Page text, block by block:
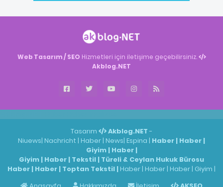
Web Tasarım / SEO Hizmetleri için iletişime geçebilirsiniz.
Akblog.NET
Tasarım Akblog.NET -
Niuews| Nachricht | Haber | News| Espina | Haber | Haber |
Giyim| Haber|
Giyim | Haber | Tekstil | Türeli & Ceylan Hukuk Bürosu
Haber | Haber | Toptan Tekstil | Haber | Haber | Haber | Giyim |